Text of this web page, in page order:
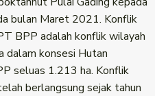
bulan Maret 2021. Konflik
BPP adalah konflik wilayah
dalam konsesi Hutan
seluas 1.213 ha. Konflik
berlangsung sejak tahun